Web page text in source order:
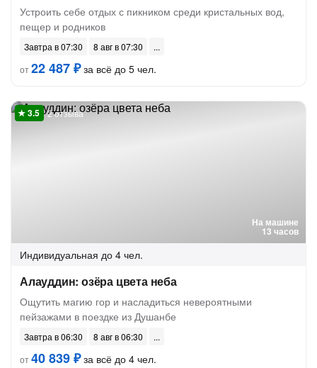
Устроить себе отдых с пикником среди кристальных вод,
пещер и родников
Завтра в 07:30
8 авг в 07:30
от22 487 ₽за всё до 5 чел.
На машине
13 часов
2 отзыва
Индивидуальная до 4 чел.
Алауддин: озёра цвета неба
Ощутить магию гор и насладиться невероятными
пейзажами в поездке из Душанбе
Завтра в 06:30
8 авг в 06:30
от40 839 ₽за всё до 4 чел.